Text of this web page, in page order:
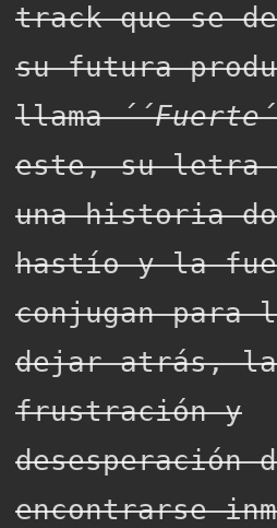
track que se
su futura
llama
este, su letra
una historia
hastío y la
conjugan para
dejar atrás, la
frustración y
desesperación
encontrarse